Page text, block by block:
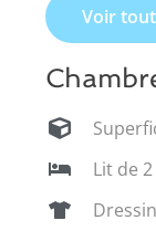
Voir
Lit de